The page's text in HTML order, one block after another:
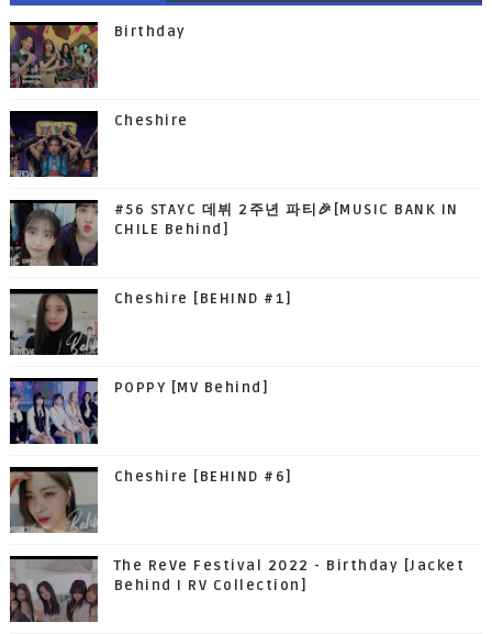
Birthday
Cheshire
#56 STAYC 데뷔 2주년 파티🎉[MUSIC BANK IN
CHILE Behind]
Cheshire [BEHIND #1]
POPPY [MV Behind]
Cheshire [BEHIND #6]
The ReVe Festival 2022 - Birthday [Jacket
Behind I RV Collection]